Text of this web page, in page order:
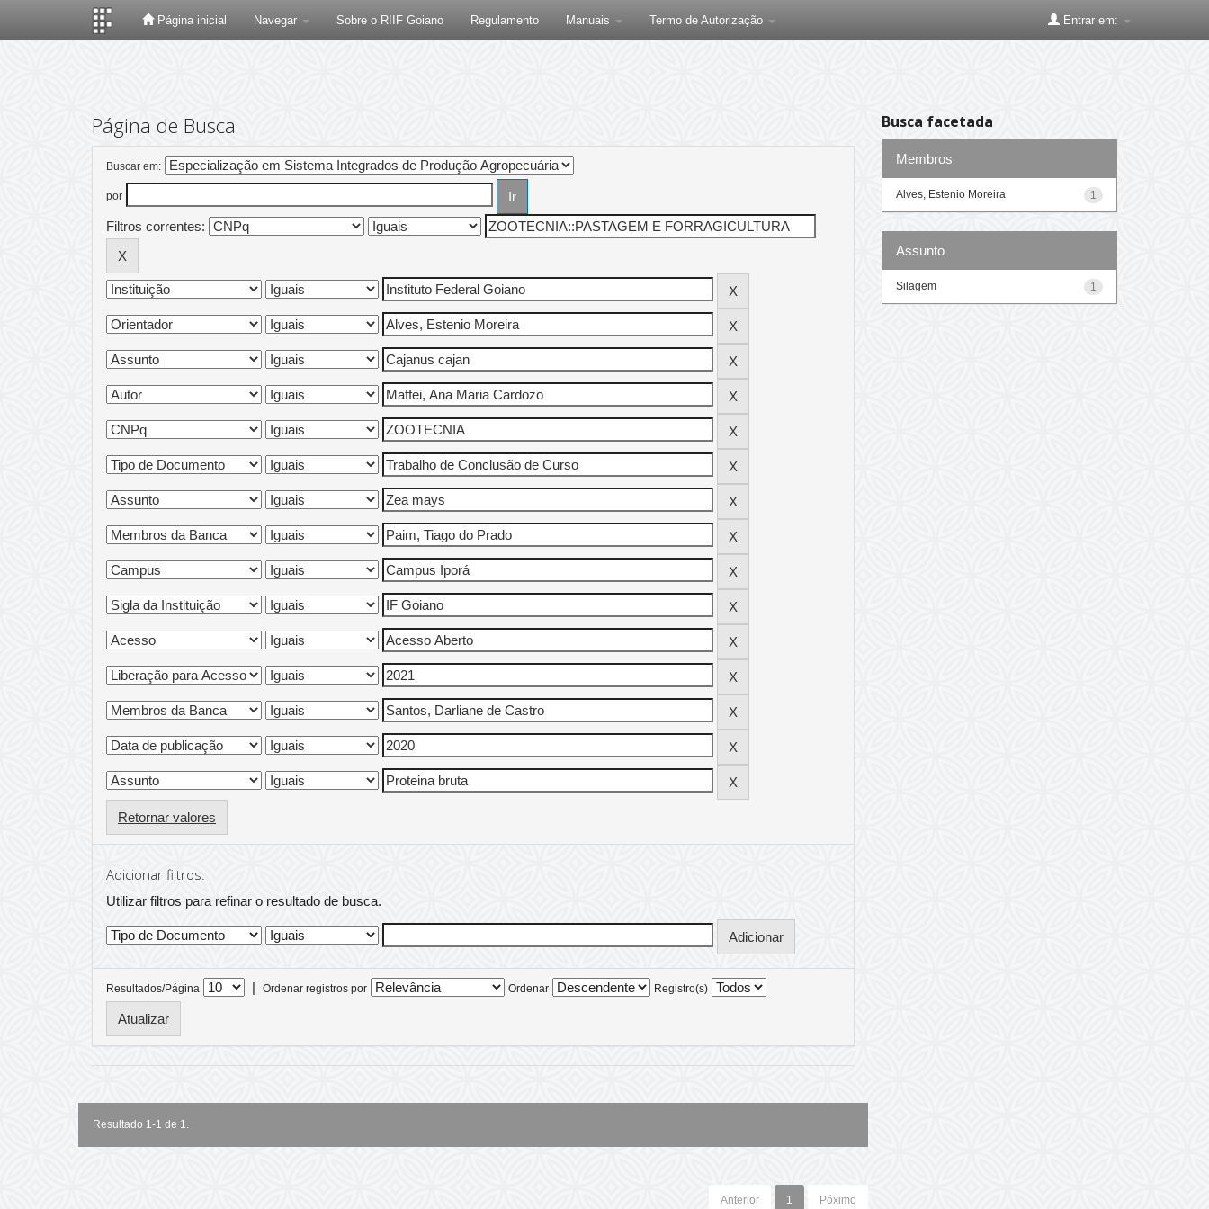
Página inicial Navegar Sobre o RIIF Goiano Regulamento Manuais Termo de Autorização Entrar em:
Página de Busca
Buscar em:
por
Filtros correntes:
Retornar valores
Adicionar filtros:
Utilizar filtros para refinar o resultado de busca.
Resultados/Página | Ordenar registros por Ordenar Registro(s)
Resultado 1-1 de 1.
Anterior 1 Póximo
Busca facetada
Membros
1
Alves, Estenio Moreira
Assunto
1
Silagem